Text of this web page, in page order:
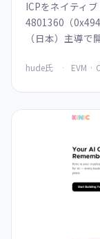
ICPをネイティ
4801360（
（日本）主導で
hude氏 EVM ·